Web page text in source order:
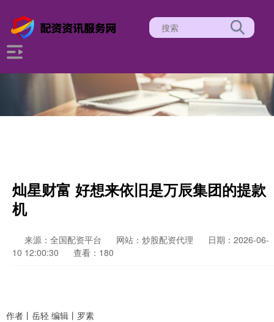
灿星财富 好想来依旧是万辰集团的提款
机
来源：全国配资平台 网站：炒股配资代理
日期：2026-06-
10 12:00:30
查看：180
作者丨岳轻 编辑丨罗素